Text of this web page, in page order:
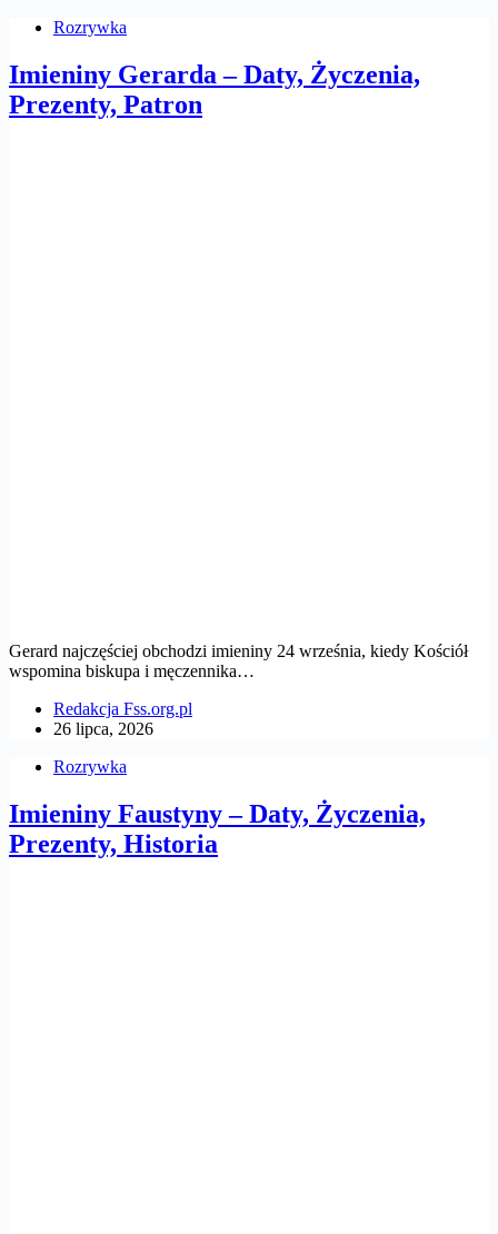
Rozrywka
Imieniny Gerarda – Daty, Życzenia,
Prezenty, Patron
Gerard najczęściej obchodzi imieniny 24 września, kiedy Kościół
wspomina biskupa i męczennika…
Redakcja Fss.org.pl
26 lipca, 2026
Rozrywka
Imieniny Faustyny – Daty, Życzenia,
Prezenty, Historia